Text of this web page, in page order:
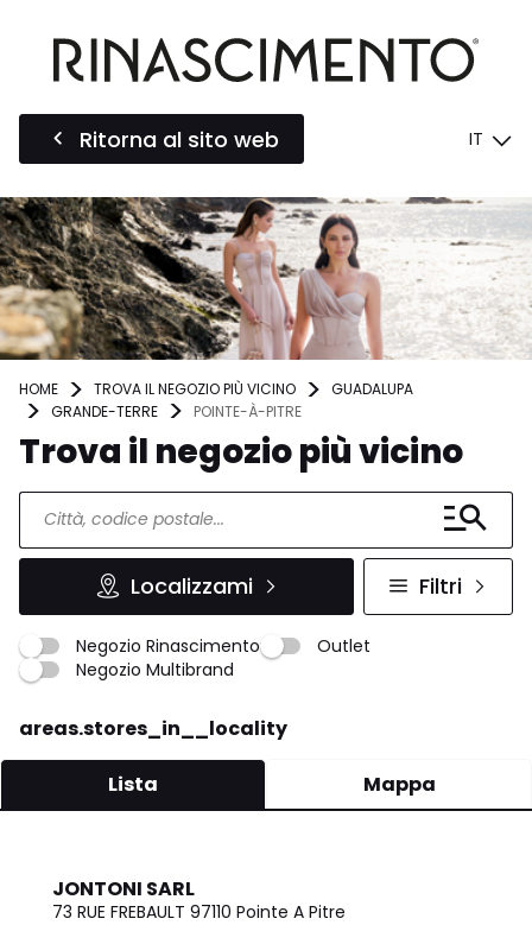
Ritorna al sito web IT
HOME TROVA IL NEGOZIO PIÙ VICINO
GUADALUPA
GRANDE-TERRE
POINTE-À-PITRE
Trova il negozio più vicino
Localizzami Filtri
Negozio Rinascimento
Outlet
Negozio Multibrand
areas.stores_in__locality
Lista Mappa
JONTONI SARL
73 RUE FREBAULT 97110 Pointe A Pitre